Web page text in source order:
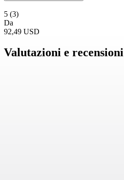
5 (3)
Da
92,49 USD
Valutazioni e recensioni